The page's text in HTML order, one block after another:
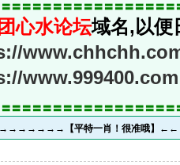
〓〓〓〓〓〓〓〓〓〓〓〓〓〓〓〓
心水论坛域名,以便
www.999400.com
〓〓〓〓〓〓〓〓〓〓〓〓〓〓〓〓
→→→→→→→→【平特一肖！很准哦】